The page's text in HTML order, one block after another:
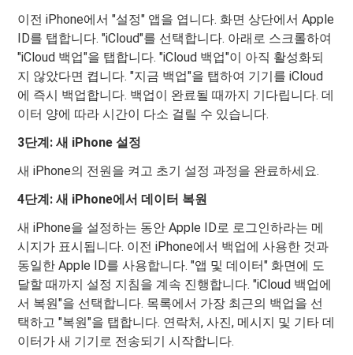
이전 iPhone에서 "설정" 앱을 엽니다. 화면 상단에서 Apple
ID를 탭합니다. "iCloud"를 선택합니다. 아래로 스크롤하여
"iCloud 백업"을 탭합니다. "iCloud 백업"이 아직 활성화되
지 않았다면 켭니다. "지금 백업"을 탭하여 기기를 iCloud
에 즉시 백업합니다. 백업이 완료될 때까지 기다립니다. 데
이터 양에 따라 시간이 다소 걸릴 수 있습니다.
3단계: 새 iPhone 설정
새 iPhone의 전원을 켜고 초기 설정 과정을 완료하세요.
4단계: 새 iPhone에서 데이터 복원
새 iPhone을 설정하는 동안 Apple ID로 로그인하라는 메
시지가 표시됩니다. 이전 iPhone에서 백업에 사용한 것과
동일한 Apple ID를 사용합니다. "앱 및 데이터" 화면에 도
달할 때까지 설정 지침을 계속 진행합니다. "iCloud 백업에
서 복원"을 선택합니다. 목록에서 가장 최근의 백업을 선
택하고 "복원"을 탭합니다. 연락처, 사진, 메시지 및 기타 데
이터가 새 기기로 전송되기 시작합니다.